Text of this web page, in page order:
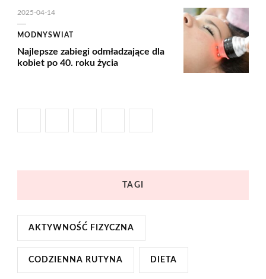
2025-04-14
MODNYSWIAT
Najlepsze zabiegi odmładzające dla
kobiet po 40. roku życia
TAGI
AKTYWNOŚĆ FIZYCZNA
CODZIENNA RUTYNA DIETA